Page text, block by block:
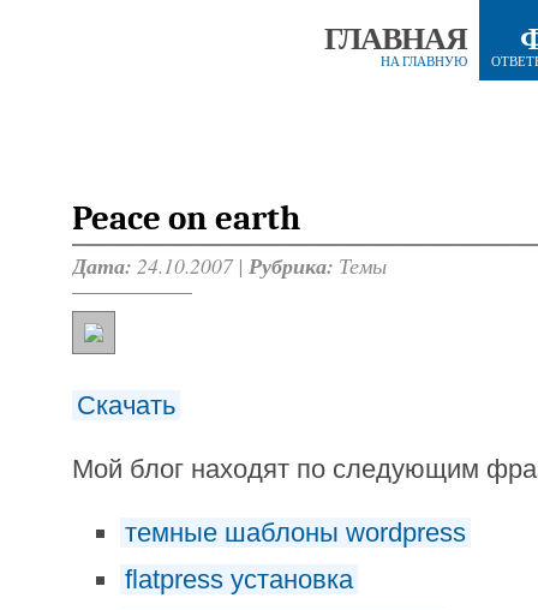
ГЛАВНАЯ
НА ГЛАВНУЮ
Peace on earth
Дата: 24.10.2007 | Рубрика: Темы
Скачать
Мой блог находят по следующим
темные шаблоны wordpress
flatpress установка